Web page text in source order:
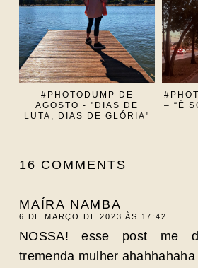
#PHOTODUMP DE
AGOSTO - "DIAS DE
LUTA, DIAS DE GLÓRIA"
– “É
16 COMMENTS
MAÍRA NAMBA
6 DE MARÇO DE 2023 ÀS 17:42
NOSSA! esse post me
tremenda mulher ahahhahaha